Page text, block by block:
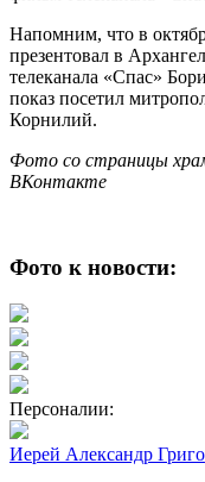
Напомним, что в
презентовал в
телеканала «Спас»
показ посетил
Корнилий.
Фото со страницы
ВКонтакте
Фото к новости:
Персоналии:
Иерей Александр